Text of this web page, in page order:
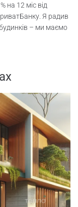
на 12 міс від
Я радив
– ми маємо